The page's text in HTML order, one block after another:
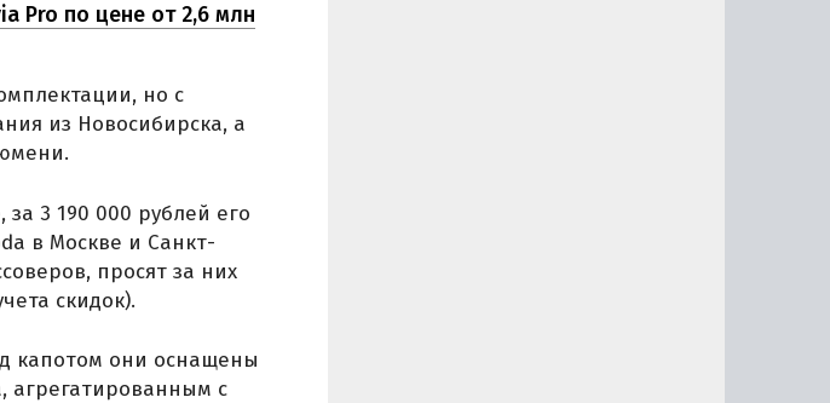
Pro по цене от 2,6 млн
но с
из Новосибирска, а
3 190 000 рублей его
в Москве и Санкт-
просят за них
скидок).
капотом они оснащены
агрегатированным с